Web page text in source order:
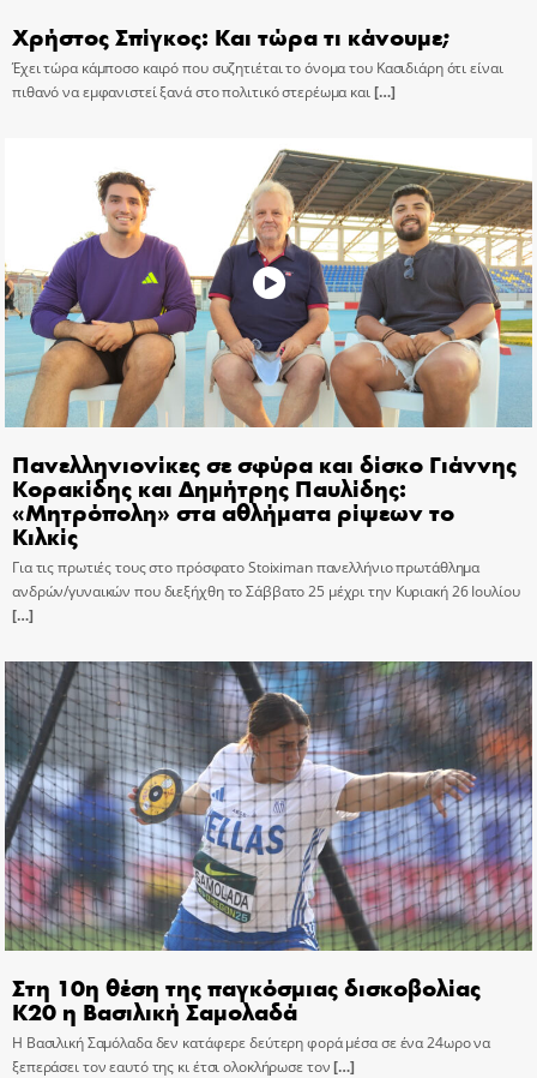
Χρήστος Σπίγκος: Και τώρα τι κάνουμε;
Έχει τώρα κάμποσο καιρό που συζητιέται το όνομα του Κασιδιάρη ότι είναι
πιθανό να εμφανιστεί ξανά στο πολιτικό στερέωμα και[…]
Πανελληνιονίκες σε σφύρα και δίσκο Γιάννης
Κορακίδης και Δημήτρης Παυλίδης:
«Μητρόπολη» στα αθλήματα ρίψεων το
Κιλκίς
Για τις πρωτιές τους στο πρόσφατο Stoiximan πανελλήνιο πρωτάθλημα
ανδρών/γυναικών που διεξήχθη το Σάββατο 25 μέχρι την Κυριακή 26 Ιουλίου
[…]
Στη 10η θέση της παγκόσμιας δισκοβολίας
Κ20 η Βασιλική Σαμολαδά
Η Βασιλική Σαμόλαδα δεν κατάφερε δεύτερη φορά μέσα σε ένα 24ωρο να
ξεπεράσει τον εαυτό της κι έτσι ολοκλήρωσε τον[…]